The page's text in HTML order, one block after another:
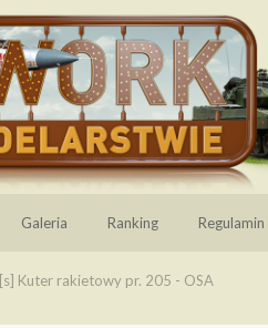
Galeria Ranking Regulamin
[s] Kuter rakietowy pr. 205 - OSA